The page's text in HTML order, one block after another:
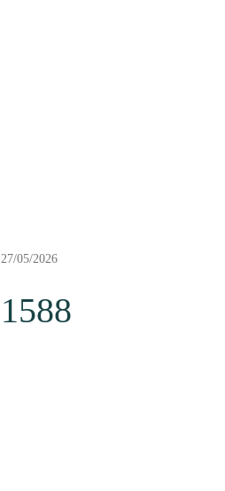
27/05/2026
1588